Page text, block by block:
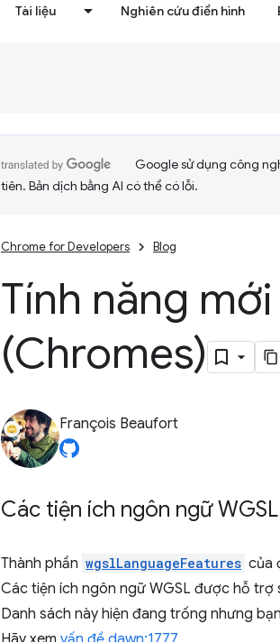
Tài liệu Nghiên cứu điển hình
Google sử dụng công
tiên. Bản dịch bằng AI có thể có lỗi.
Chrome for Developers Blog
Tính năng
(Chromes)
François Beaufort
Các tiện ích ngôn ngữ
Thành phần wgslLanguageFeatures của
Các tiện ích ngôn ngữ WGSL được hỗ
Danh sách này hiện đang trống nhưng